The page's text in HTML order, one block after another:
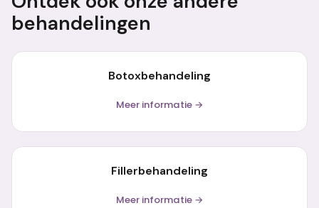
behandelingen
Botoxbehandeling
Meer informatie →
Fillerbehandeling
Meer informatie →